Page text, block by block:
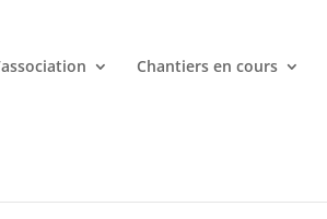
Chantiers en cours
votre smartphone chez